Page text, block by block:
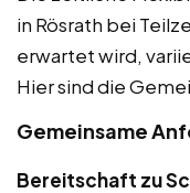
in Rösrath bei
erwartet wird,
Hier sind die
Gemeinsame
Bereitschaft zu